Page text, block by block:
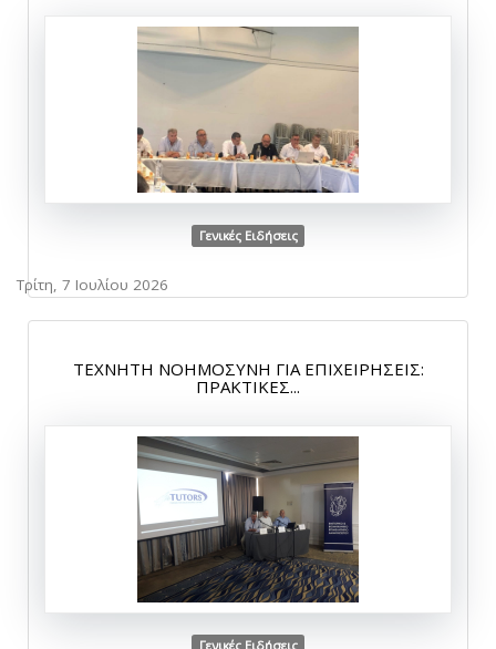
Γενικές Ειδήσεις
Τρίτη, 7 Ιουλίου 2026
ΤΕΧΝΗΤΗ ΝΟΗΜΟΣΥΝΗ ΓΙΑ ΕΠΙΧΕΙΡΗΣΕΙΣ:
ΠΡΑΚΤΙΚΕΣ...
Γενικές Ειδήσεις